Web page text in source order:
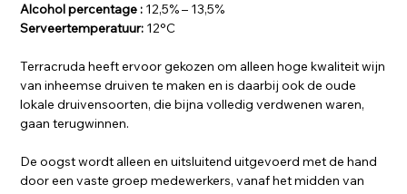
Alcohol percentage : 12,5% – 13,5%
Serveertemperatuur: 12°C
Terracruda heeft ervoor gekozen om alleen hoge kwaliteit wijn
van inheemse druiven te maken en is daarbij ook de oude
lokale druivensoorten, die bijna volledig verdwenen waren,
gaan terugwinnen.
De oogst wordt alleen en uitsluitend uitgevoerd met de hand
door een vaste groep medewerkers, vanaf het midden van